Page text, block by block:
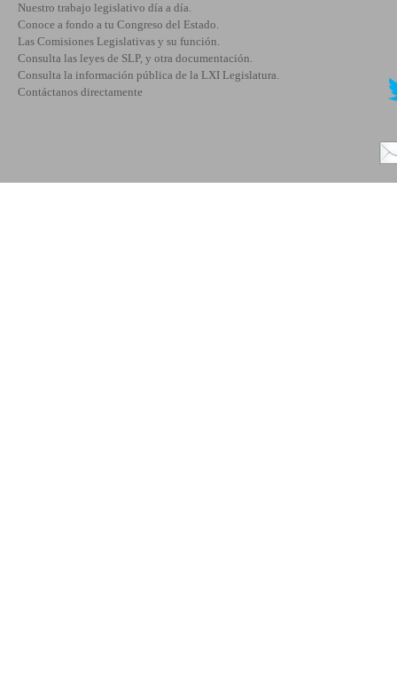
Nuestro trabajo legislativo día a día.
Conoce a fondo a tu Congreso del Estado.
Las Comisiones Legislativas y su función.
Consulta las leyes de SLP, y otra documentación.
Consulta la información pública de la LXI Legislatura.
Contáctanos directamente